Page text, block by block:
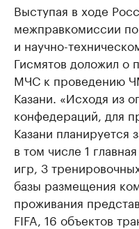
Выступая в ходе
межправкомиссии
и научно-
Гисмятов доложил о
МЧС к проведению
Казани. «Исходя из
конфедераций, для
Казани планируется
в том числе 1
игр, 3
базы размещения
проживания
FIFA, 16 объектов